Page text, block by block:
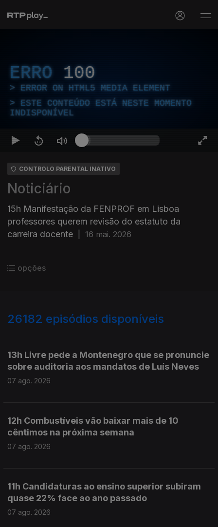
ERRO 100
ERROR ON HTML5 MEDIA ELEMENT
ESTE CONTEÚDO ESTÁ NESTE MOMENTO
INDISPONÍVEL
CONTROLO PARENTAL INATIVO
Noticiário
15h Manifestação da FENPROF em Lisboa
professores querem revisão do estatuto da
carreira docente
16 mai. 2026
opções
26182 episódios disponíveis
13h Livre pede a Montenegro que se pronuncie
sobre auditoria aos mandatos de Luís Neves
07 ago. 2026
12h Combustíveis vão baixar mais de 10
cêntimos na próxima semana
07 ago. 2026
11h Candidaturas ao ensino superior subiram
quase 22% face ao ano passado
07 ago. 2026